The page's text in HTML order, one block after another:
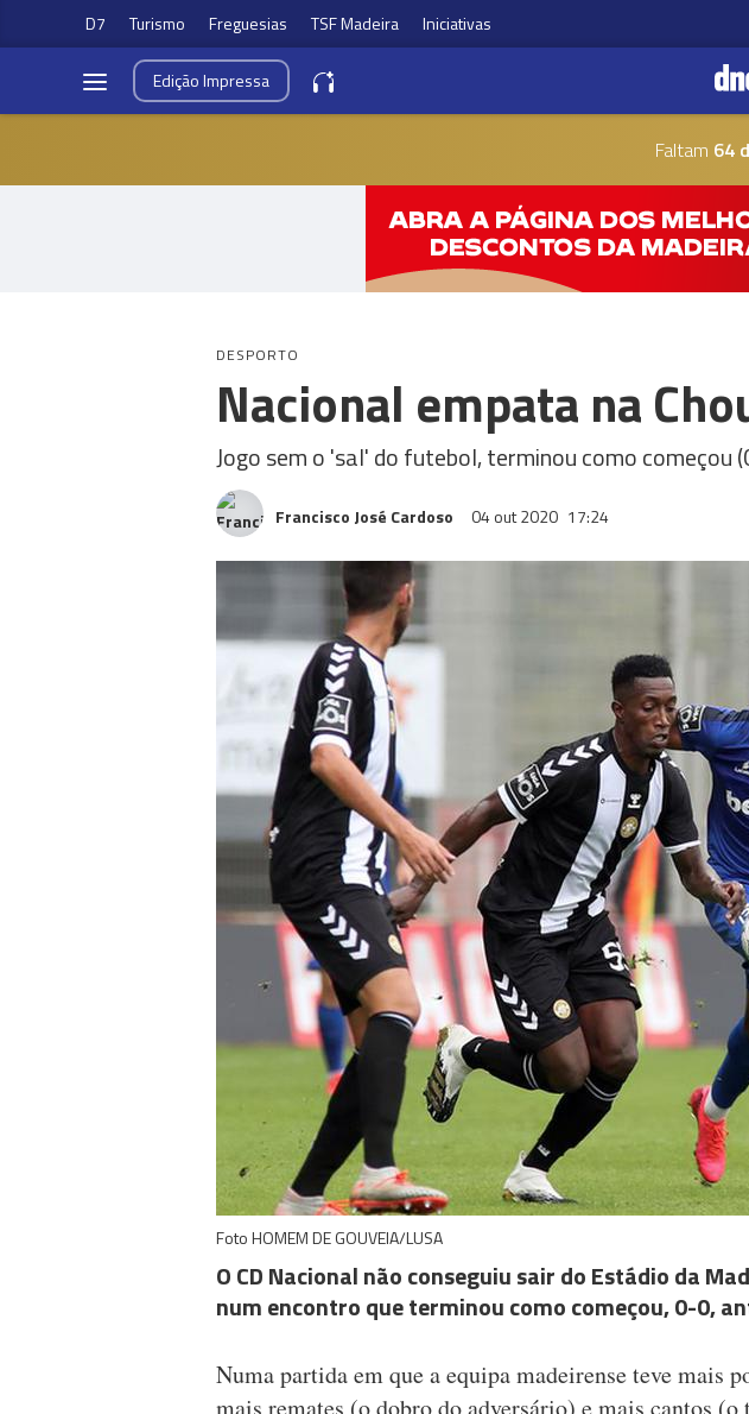
D7 Turismo Freguesias TSF Madeira Iniciativas
EdiçãoImpressa
Faltam 64
DESPORTO
Nacional empata na
Jogo sem o 'sal' do futebol, terminou como começou
Francisco José Cardoso 04 out 2020 17:24
Foto HOMEM DE GOUVEIA/LUSA
O CD Nacional não conseguiu sair do Estádio da
num encontro que terminou como começou, 0-0,
Numa partida em que a equipa madeirense teve mais